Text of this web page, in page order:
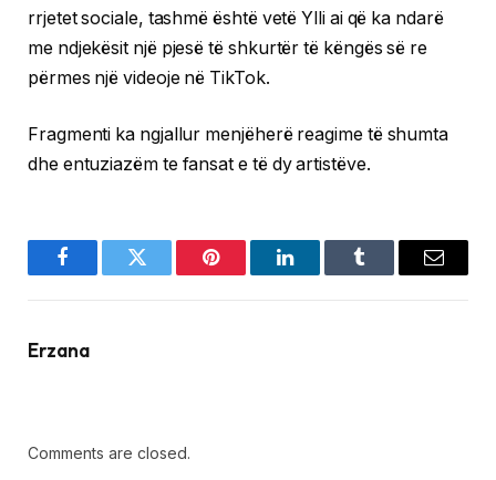
rrjetet sociale, tashmë është vetë Ylli ai që ka ndarë
me ndjekësit një pjesë të shkurtër të këngës së re
përmes një videoje në TikTok.
Fragmenti ka ngjallur menjëherë reagime të shumta
dhe entuziazëm te fansat e të dy artistëve.
FacebookTwitter Pinterest LinkedInTumblr Email
Erzana
Comments are closed.